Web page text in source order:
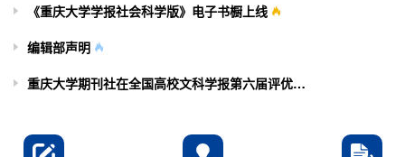
《重庆大学学报社会科学版》电子书橱上线
编辑部声明
重庆大学期刊社在全国高校文科学报第六届评优活动中获佳绩